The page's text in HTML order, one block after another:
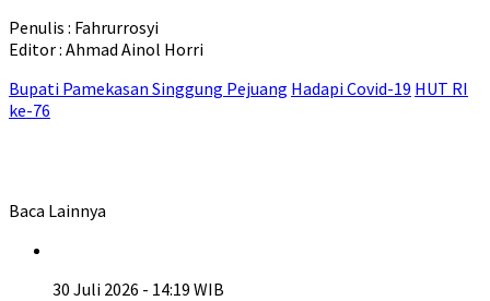
Penulis : Fahrurrosyi
Editor : Ahmad Ainol Horri
Bupati Pamekasan Singgung Pejuang Hadapi Covid-19 HUT RI
ke-76
Baca Lainnya
30 Juli 2026 - 14:19 WIB